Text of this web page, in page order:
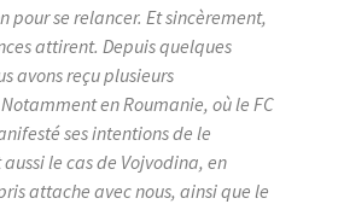
pour se relancer. Et sincèrement,
attirent. Depuis quelques
avons reçu plusieurs
en Roumanie, où le FC
ses intentions de le
aussi le cas de Vojvodina, en
attache avec nous, ainsi que le